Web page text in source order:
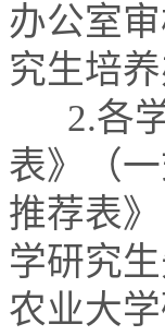
办公室
究生培
2.各学
表》（
推荐表
学研究
农业大